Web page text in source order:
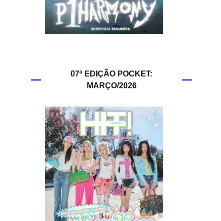
HIT!Queer
HIT!Vem aí
Panfletando
07ª EDIÇÃO POCKET:
MARÇO/2026